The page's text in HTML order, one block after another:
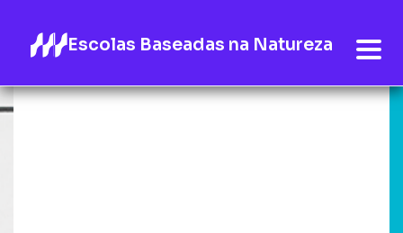
Escolas Baseadas na Natureza